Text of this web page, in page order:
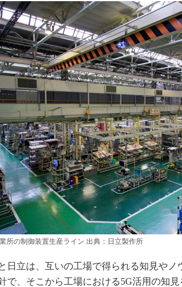
所の制御装置生産ライン 出典：日立製作所
日立は、互いの工場で得られる知見やノ
で、そこから工場における5G活用の知